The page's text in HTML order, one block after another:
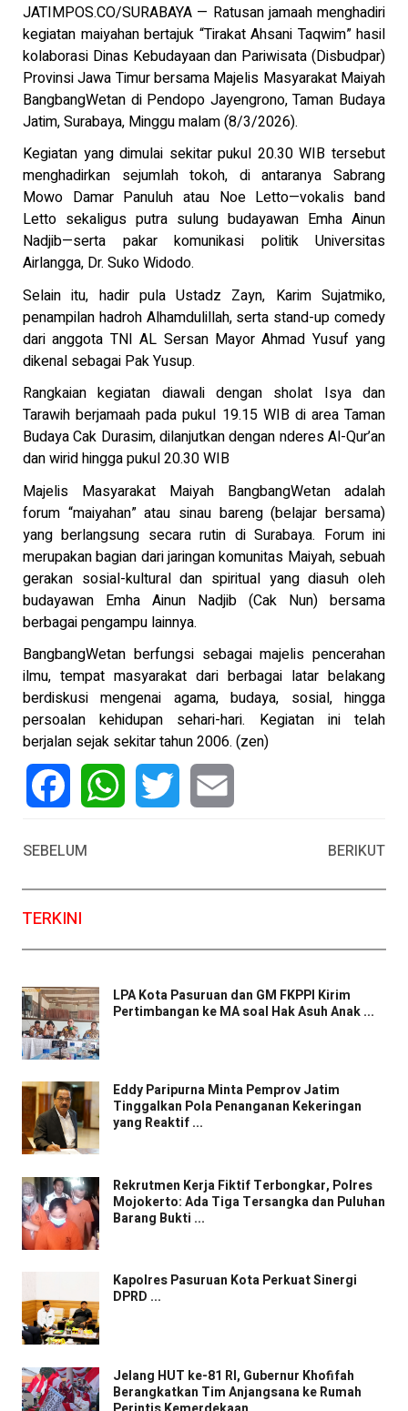
JATIMPOS.CO/SURABAYA — Ratusan jamaah menghadiri
kegiatan maiyahan bertajuk “Tirakat Ahsani Taqwim” hasil
kolaborasi Dinas Kebudayaan dan Pariwisata (Disbudpar)
Provinsi Jawa Timur bersama Majelis Masyarakat Maiyah
BangbangWetan di Pendopo Jayengrono, Taman Budaya
Jatim, Surabaya, Minggu malam (8/3/2026).
Kegiatan yang dimulai sekitar pukul 20.30 WIB tersebut
menghadirkan sejumlah tokoh, di antaranya Sabrang
Mowo Damar Panuluh atau Noe Letto—vokalis band
Letto sekaligus putra sulung budayawan Emha Ainun
Nadjib—serta pakar komunikasi politik Universitas
Airlangga, Dr. Suko Widodo.
Selain itu, hadir pula Ustadz Zayn, Karim Sujatmiko,
penampilan hadroh Alhamdulillah, serta stand-up comedy
dari anggota TNI AL Sersan Mayor Ahmad Yusuf yang
dikenal sebagai Pak Yusup.
Rangkaian kegiatan diawali dengan sholat Isya dan
Tarawih berjamaah pada pukul 19.15 WIB di area Taman
Budaya Cak Durasim, dilanjutkan dengan nderes Al-Qur’an
dan wirid hingga pukul 20.30 WIB
Majelis Masyarakat Maiyah BangbangWetan adalah
forum “maiyahan” atau sinau bareng (belajar bersama)
yang berlangsung secara rutin di Surabaya. Forum ini
merupakan bagian dari jaringan komunitas Maiyah, sebuah
gerakan sosial-kultural dan spiritual yang diasuh oleh
budayawan Emha Ainun Nadjib (Cak Nun) bersama
berbagai pengampu lainnya.
BangbangWetan berfungsi sebagai majelis pencerahan
ilmu, tempat masyarakat dari berbagai latar belakang
berdiskusi mengenai agama, budaya, sosial, hingga
persoalan kehidupan sehari-hari. Kegiatan ini telah
berjalan sejak sekitar tahun 2006. (zen)
SEBELUM
BERIKUT
TERKINI
LPA Kota Pasuruan dan GM FKPPI Kirim
Pertimbangan ke MA soal Hak Asuh Anak ...
Eddy Paripurna Minta Pemprov Jatim
Tinggalkan Pola Penanganan Kekeringan
yang Reaktif ...
Rekrutmen Kerja Fiktif Terbongkar, Polres
Mojokerto: Ada Tiga Tersangka dan Puluhan
Barang Bukti ...
Kapolres Pasuruan Kota Perkuat Sinergi
DPRD ...
Jelang HUT ke-81 RI, Gubernur Khofifah
Berangkatkan Tim Anjangsana ke Rumah